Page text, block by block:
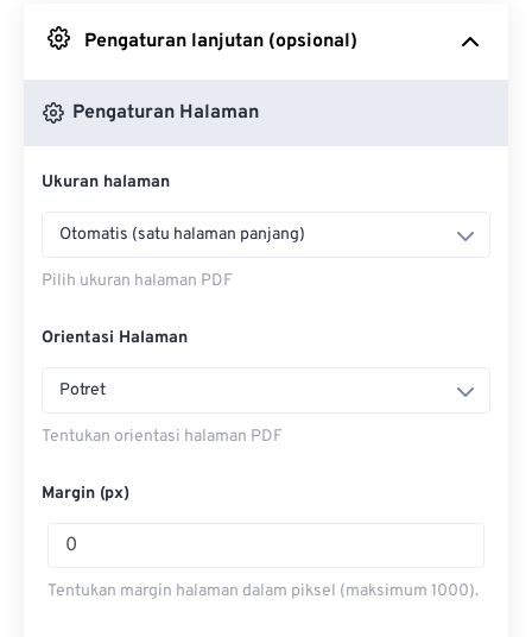
Pengaturan lanjutan (opsional)
Pengaturan Halaman
Ukuran halaman
Otomatis (satu halaman panjang)
Pilih ukuran halaman PDF
Orientasi Halaman
Potret
Tentukan orientasi halaman PDF
Margin (px)
Tentukan margin halaman dalam piksel (maksimum 1000).